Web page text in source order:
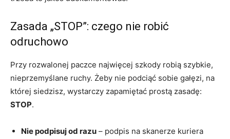
Zasada „STOP”: czego nie robić
odruchowo
Przy rozwalonej paczce najwięcej szkody robią szybkie,
nieprzemyślane ruchy. Żeby nie podciąć sobie gałęzi, na
której siedzisz, wystarczy zapamiętać prostą zasadę:
STOP.
Nie podpisuj od razu – podpis na skanerze kuriera